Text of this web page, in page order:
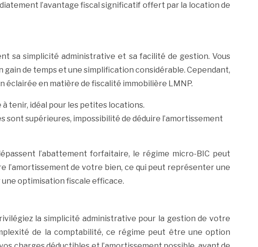
l’avantage fiscal significatif offert par la location de
sa simplicité administrative et sa facilité de gestion. Vous
de temps et une simplification considérable. Cependant,
éclairée en matière de fiscalité immobilière LMNP.
tenir, idéal pour les petites locations.
supérieures, impossibilité de déduire l’amortissement
l’abattement forfaitaire, le régime micro-BIC peut
l’amortissement de votre bien, ce qui peut représenter une
optimisation fiscale efficace.
la simplicité administrative pour la gestion de votre
de la comptabilité, ce régime peut être une option